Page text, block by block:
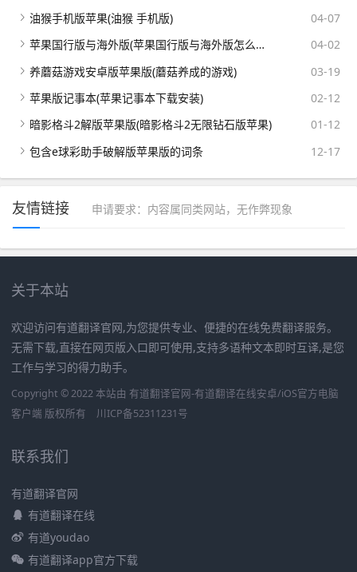
油猴手机版苹果(油猴 手机版)
04-07
苹果国行版与海外版(苹果国行版与海外版怎么区分)
04-02
养蘑菇游戏安卓版苹果版(蘑菇养成的游戏)
03-19
苹果版记事本(苹果记事本下载安装)
02-12
暗影格斗2解版苹果版(暗影格斗2无限钻石版苹果)
01-12
包含e球彩助手破解版苹果版的词条
12-17
友情链接 申请要求：内容属同类网站，无作弊现象
关于本站
欢迎访问有道翻译官网,为您提供专业、便捷的在线免费翻译服务。
无需下载,直接在网页版入口即可使用,支持多语种文本即时互译,是您
工作与学习的得力助手。
Copyright © 2022 本站由 有道翻译官网-有道翻译在线安卓/iOS官方电脑
客户端 版权所有
川ICP备52311231号
联系我们
有道翻译官网
有道翻译在线
有道youdao
有道翻译app官方下载